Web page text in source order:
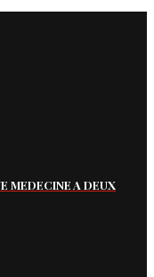
MEDECINE A DEUX